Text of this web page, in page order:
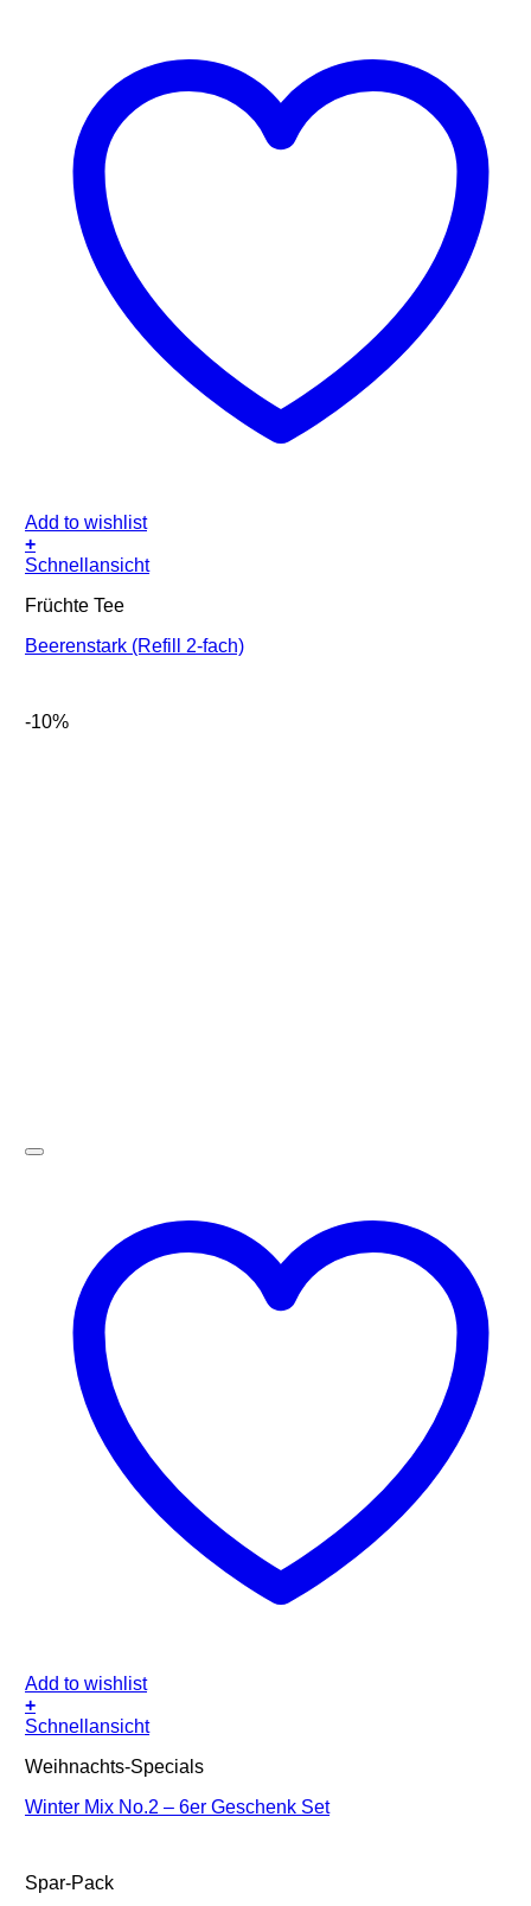
Add to wishlist
+
Schnellansicht
Früchte Tee
Beerenstark (Refill 2-fach)
-10%
Add to wishlist
+
Schnellansicht
Weihnachts-Specials
Winter Mix No.2 – 6er Geschenk Set
Spar-Pack